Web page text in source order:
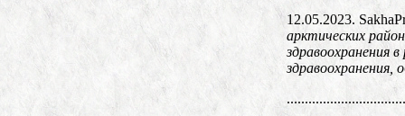
12.05.2023.
арктических
здравоохранения
здравоохранения,